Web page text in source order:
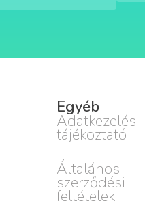
Egyéb
Adatkezelési
tájékoztató
Általános
szerződési
feltételek